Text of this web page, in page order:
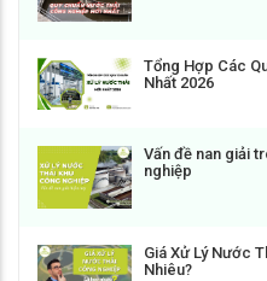
Tổng Hợp Các
Nhất 2026
Vấn đề nan giải
nghiệp
Giá Xử Lý Nước
Nhiêu?